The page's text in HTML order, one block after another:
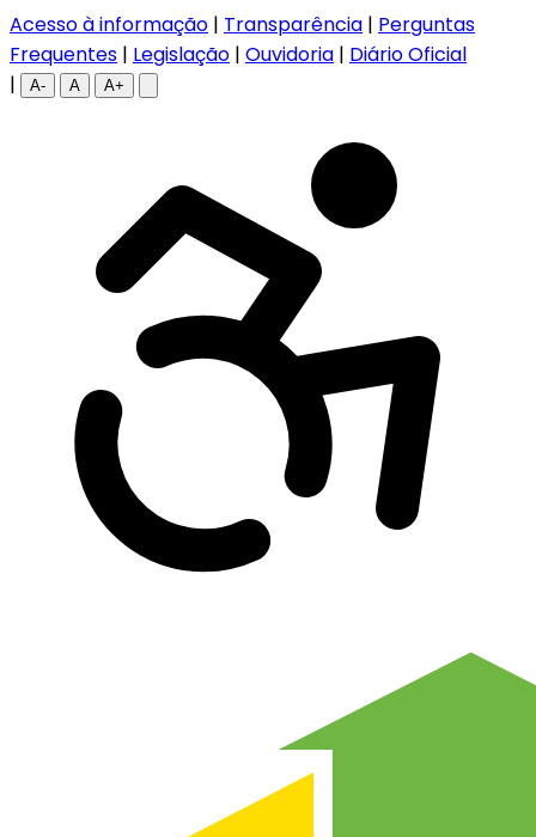
Acesso à informação | Transparência | Perguntas
Frequentes | Legislação | Ouvidoria | Diário Oficial
|
A- A A+